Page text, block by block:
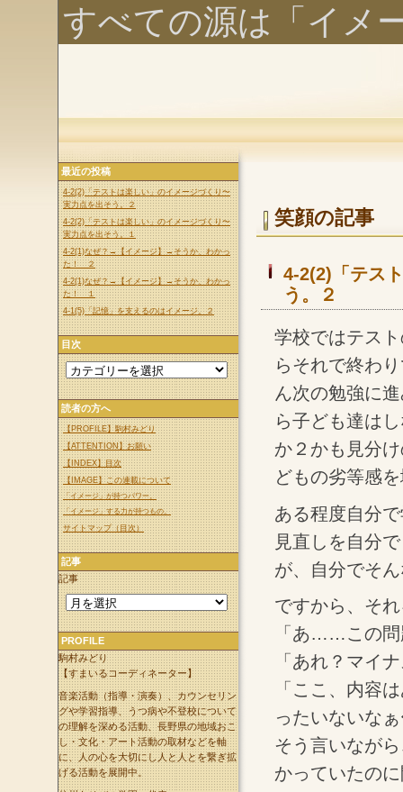
すべての源は「イメ
笑顔の記事
4-2(2)「テス
う。２
学校ではテス
らそれで終わ
ん次の勉強に
ら子ども達は
か２かも見分
どもの劣等感
ある程度自分
見直しを自分
が、自分でそ
ですから、そ
「あ……この問
「あれ？マイ
「ここ、内容
ったいないな
そう言いなが
かっていたの
最近の投稿
4-2(2)「テストは楽しい」のイメージづくり〜
実力点を出そう。２
4-2(2)「テストは楽しい」のイメージづくり〜
実力点を出そう。１
4-2(1)なぜ？→【イメージ】→そうか、わかっ
た！ ２
4-2(1)なぜ？→【イメージ】→そうか、わかっ
た！ １
4-1(5)「記憶」を支えるのはイメージ。２
目次
読者の方へ
【PROFILE】駒村みどり
【ATTENTION】お願い
【INDEX】目次
【IMAGE】この連載について
「イメージ」が持つパワー。
「イメージ」する力が持つもの。
サイトマップ（目次）
記事
記事
PROFILE
駒村みどり
【すまいるコーディネーター】
音楽活動（指導・演奏）、カウンセリン
グや学習指導、うつ病や不登校について
の理解を深める活動、長野県の地域おこ
し・文化・アート活動の取材などを軸
に、人の心を大切にし人と人とを繋ぎ拡
げる活動を展開中。